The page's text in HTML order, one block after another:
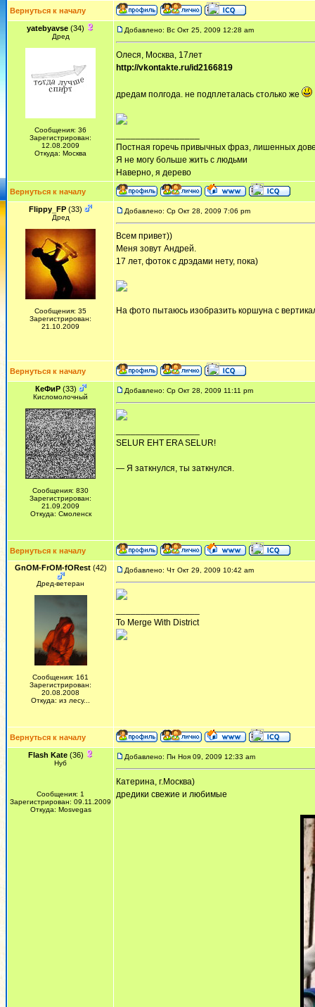
Вернуться к началу
yatebyavse (34)
Дред
Сообщения: 36
Зарегистрирован:
12.08.2009
Откуда: Москва
Добавлено: Вс Окт 25, 2009 12:28 am
Олеся, Москва, 17лет
http://vkontakte.ru/id2166819
дредам полгода. не подплеталась столько же
Постная горечь привычных фраз, лишенных
Я не могу больше жить с людьми
Наверно, я дерево
Вернуться к началу
Flippy_FP (33)
Дред
Сообщения: 35
Зарегистрирован:
21.10.2009
Добавлено: Ср Окт 28, 2009 7:06 pm
Всем привет))
Меня зовут Андрей.
17 лет, фоток с дрэдами нету, пока)
На фото пытаюсь изобразить коршуна с
Вернуться к началу
КеФиР(33)
Кисломолочный
Сообщения: 830
Зарегистрирован:
21.09.2009
Откуда: Смоленск
Добавлено: Ср Окт 28, 2009 11:11 pm
SELUR EHT ERA SELUR!
— Я заткнулся, ты заткнулся.
Вернуться к началу
GnOM-FrOM-fORest(42)
Дред-ветеран
Сообщения: 161
Зарегистрирован:
20.08.2008
Откуда: из лесу...
Добавлено: Чт Окт 29, 2009 10:42 am
To Merge With District
Вернуться к началу
Flash Kate(36)
Нуб
Сообщения: 1
Зарегистрирован: 09.11.2009
Откуда: Mosvegas
Добавлено: Пн Ноя 09, 2009 12:33 am
Катерина, г.Москва)
дредики свежие и любимые